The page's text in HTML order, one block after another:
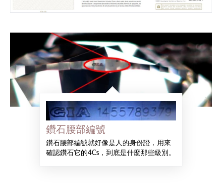
鑽石腰部編號
鑽石腰部編號就好像是人的身份證，用來
確認鑽石它的4Cs，到底是什麼那些級別。